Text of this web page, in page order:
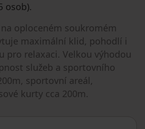
osob).
oploceném soukromém
maximální klid, pohodlí i
pro relaxaci. Velkou výhodou
služeb a sportovního
sportovní areál,
kurty cca 200m.